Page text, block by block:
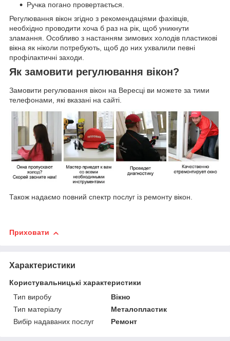
Ручка погано провертається.
Регулювання вікон згідно з рекомендаціями фахівців,
необхідно проводити хоча б раз на рік, щоб уникнути
зламання. Особливо з настанням зимових холодів пластикові
вікна як ніколи потребують, щоб до них ухвалили певні
профілактичні заходи.
Як замовити регулювання вікон?
Замовити регулювання вікон на Вересці ви можете за тими
телефонами, які вказані на сайті.
Також надаємо повний спектр послуг із ремонту вікон.
Приховати
Характеристики
Користувальницькі характеристики
Тип виробу
Вікно
Тип матеріалу
Металопластик
Вибір надаваних послуг
Ремонт